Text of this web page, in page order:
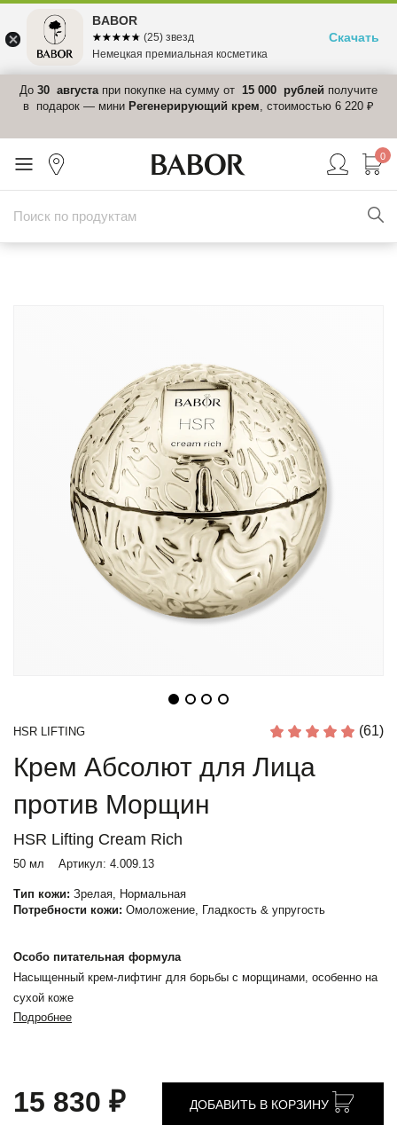
До 30 августапри покупке на сумму от 15 000 рублей получите
в подарок — мини Регенерирующий крем, стоимостью 6 220 ₽
0
HSR LIFTING (61)
Крем Абсолют для Лица
против Морщин
HSR Lifting Cream Rich
50 мл Артикул: 4.009.13
Тип кожи: Зрелая, Нормальная
Потребности кожи: Омоложение, Гладкость & упругость
Особо питательная формула
Насыщенный крем-лифтинг для борьбы с морщинами, особенно на
сухой коже
Подробнее
15 830 ₽ ДОБАВИТЬ В КОРЗИНУ
BABOR
☆☆☆☆☆
★★★★★ (25) звезд
Немецкая премиальная косметика
Скачать